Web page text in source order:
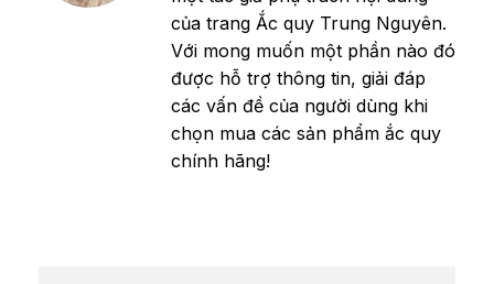
của trang Ắc quy Trung Nguyên.
Với mong muốn một phần nào đó
được hỗ trợ thông tin, giải đáp
các vấn đề của người dùng khi
chọn mua các sản phẩm ắc quy
chính hãng!